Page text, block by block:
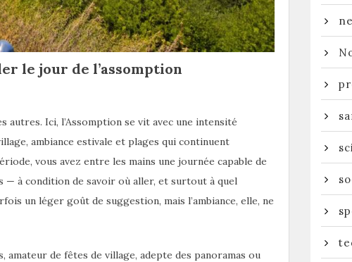
le jour de l’assomption
autres. Ici, l’Assomption se vit avec une intensité
ambiance estivale et plages qui continuent
vous avez entre les mains une journée capable de
à condition de savoir où aller, et surtout à quel
un léger goût de suggestion, mais l’ambiance, elle, ne
de fêtes de village, adepte des panoramas ou